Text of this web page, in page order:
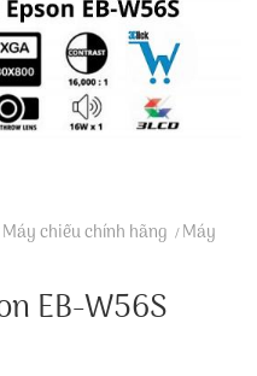
Máy chiếu chính hãng
Máy
EB-W56S